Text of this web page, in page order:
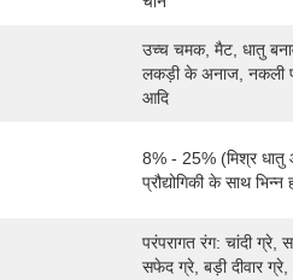
उच्च चमक, मैट, धातु
लकड़ी के अनाज, नकली
आदि
8% - 25% (मिश्र
प्रौद्योगिकी के साथ भिन्न
परंपरागत रंग: चांदी ग्रे,
सफेद ग्रे, बड़ी दीवार